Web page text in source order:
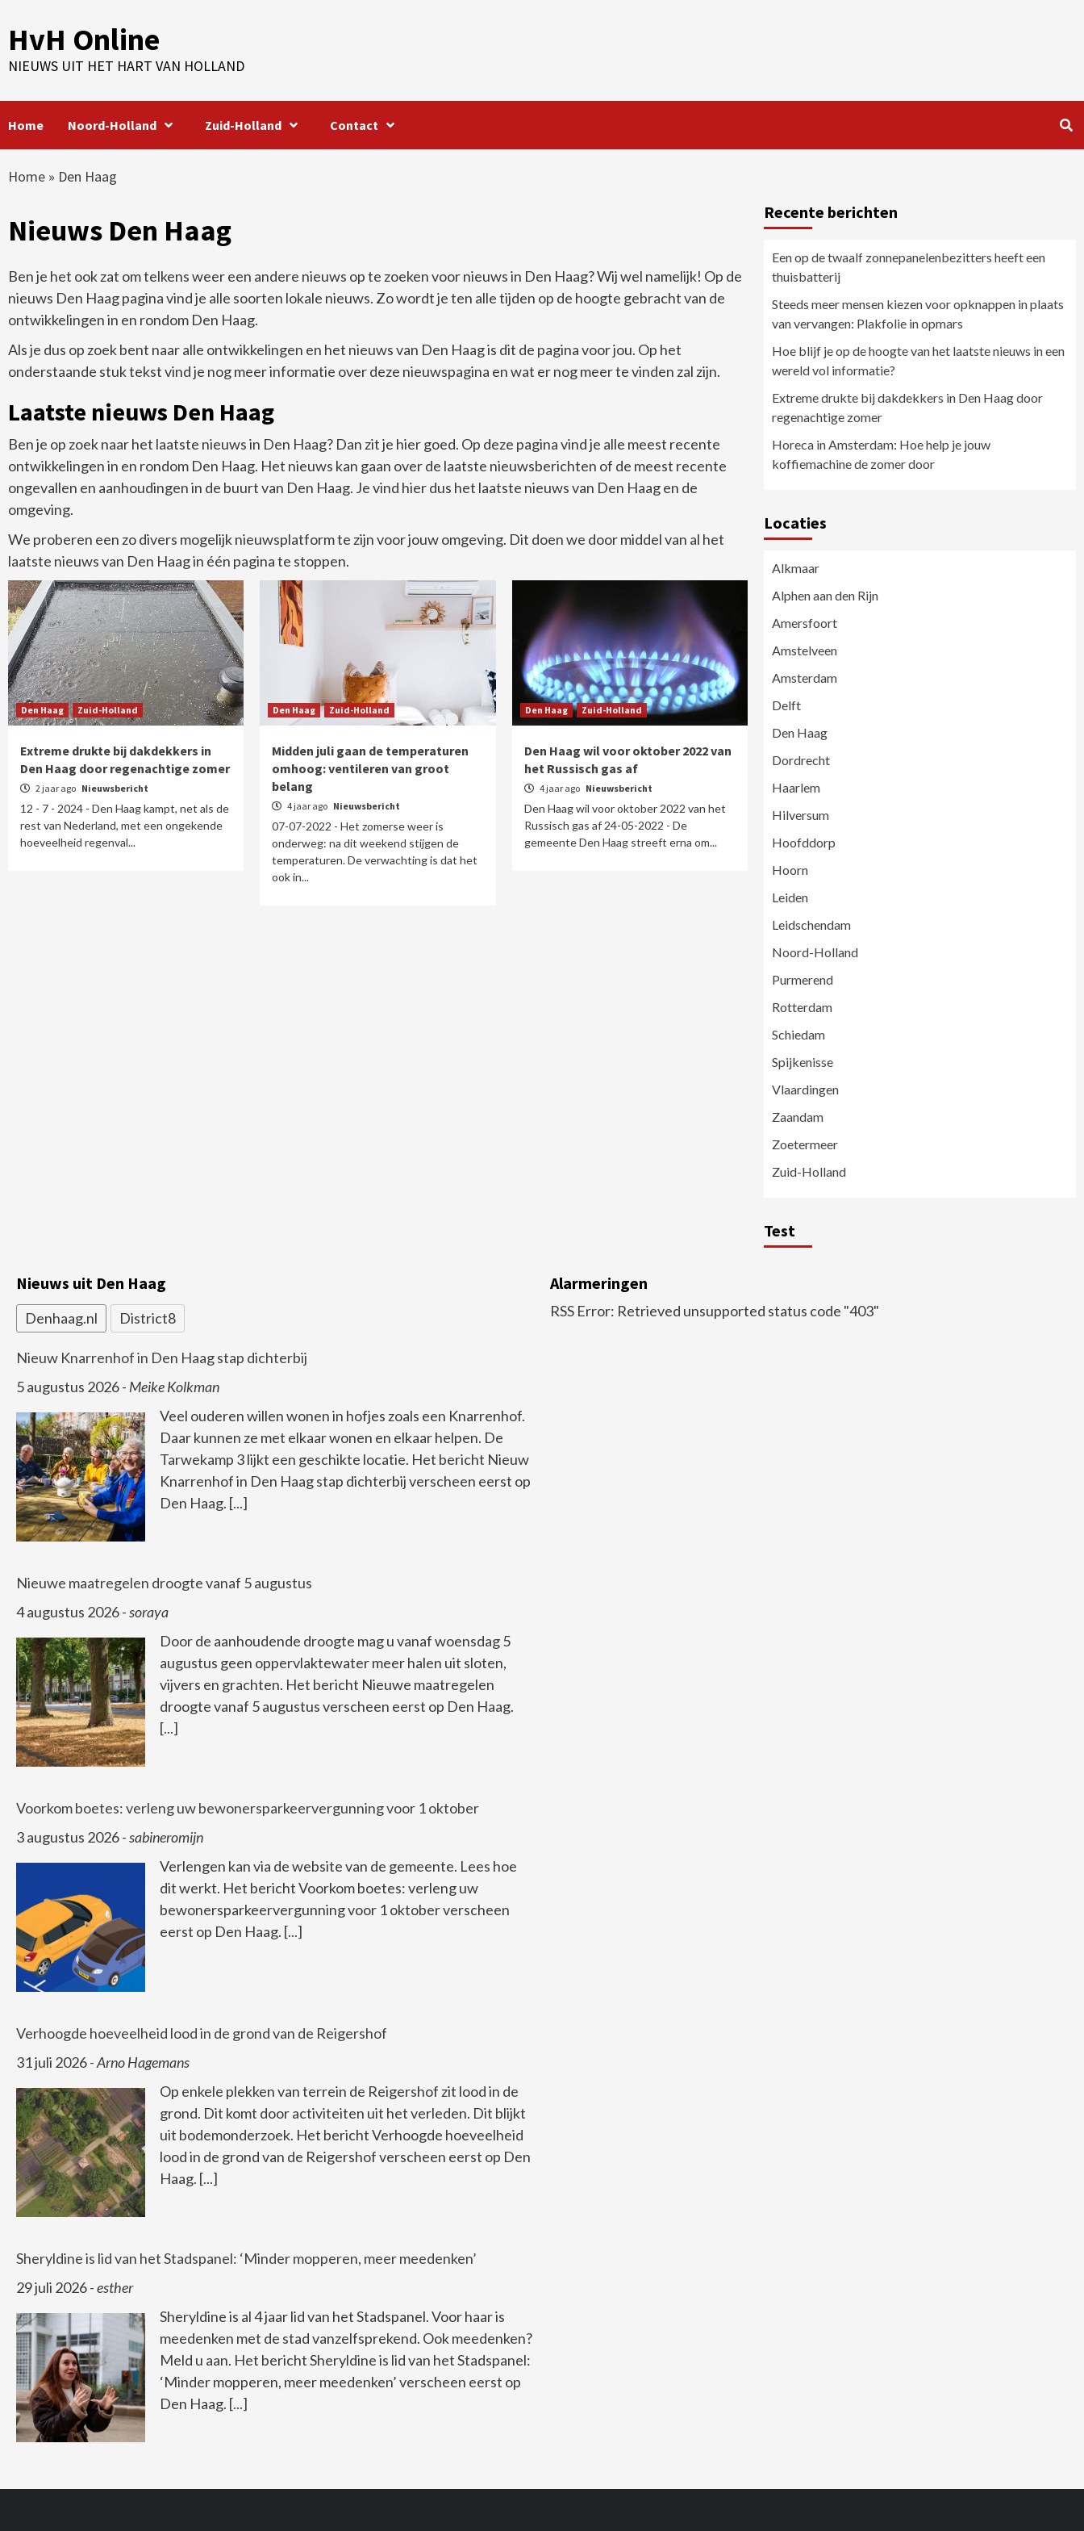
to
content
HvH Online
NIEUWS UIT HET HART VAN HOLLAND
Home Noord-Holland Zuid-Holland Contact
Home » Den Haag
Nieuws Den Haag
Ben je het ook zat om telkens weer een andere nieuws op te zoeken voor nieuws in Den Haag? Wij wel namelijk! Op de
nieuws Den Haag pagina vind je alle soorten lokale nieuws. Zo wordt je ten alle tijden op de hoogte gebracht van de
ontwikkelingen in en rondom Den Haag.
Als je dus op zoek bent naar alle ontwikkelingen en het nieuws van Den Haag is dit de pagina voor jou. Op het
onderstaande stuk tekst vind je nog meer informatie over deze nieuwspagina en wat er nog meer te vinden zal zijn.
Laatste nieuws Den Haag
Ben je op zoek naar het laatste nieuws in Den Haag? Dan zit je hier goed. Op deze pagina vind je alle meest recente
ontwikkelingen in en rondom Den Haag. Het nieuws kan gaan over de laatste nieuwsberichten of de meest recente
ongevallen en aanhoudingen in de buurt van Den Haag. Je vind hier dus het laatste nieuws van Den Haag en de
omgeving.
We proberen een zo divers mogelijk nieuwsplatform te zijn voor jouw omgeving. Dit doen we door middel van al het
laatste nieuws van Den Haag in één pagina te stoppen.
Den Haag Zuid-Holland
Extreme drukte bij dakdekkers in
Den Haag door regenachtige zomer
2 jaar ago Nieuwsbericht
12 - 7 - 2024 - Den Haag kampt, net als de
rest van Nederland, met een ongekende
hoeveelheid regenval...
Den Haag Zuid-Holland
Midden juli gaan de temperaturen
omhoog: ventileren van groot
belang
4 jaar ago Nieuwsbericht
07-07-2022 - Het zomerse weer is
onderweg: na dit weekend stijgen de
temperaturen. De verwachting is dat het
ook in...
Den Haag Zuid-Holland
Den Haag wil voor oktober 2022 van
het Russisch gas af
4 jaar ago Nieuwsbericht
Den Haag wil voor oktober 2022 van het
Russisch gas af 24-05-2022 - De
gemeente Den Haag streeft erna om...
Recente berichten
Een op de twaalf zonnepanelenbezitters heeft een
thuisbatterij
Steeds meer mensen kiezen voor opknappen in plaats
van vervangen: Plakfolie in opmars
Hoe blijf je op de hoogte van het laatste nieuws in een
wereld vol informatie?
Extreme drukte bij dakdekkers in Den Haag door
regenachtige zomer
Horeca in Amsterdam: Hoe help je jouw
koffiemachine de zomer door
Locaties
Alkmaar
Alphen aan den Rijn
Amersfoort
Amstelveen
Amsterdam
Delft
Den Haag
Dordrecht
Haarlem
Hilversum
Hoofddorp
Hoorn
Leiden
Leidschendam
Noord-Holland
Purmerend
Rotterdam
Schiedam
Spijkenisse
Vlaardingen
Zaandam
Zoetermeer
Zuid-Holland
Test
Nieuws uit Den Haag
Denhaag.nl District8
Nieuw Knarrenhof in Den Haag stap dichterbij
5 augustus 2026- Meike Kolkman
Veel ouderen willen wonen in hofjes zoals een Knarrenhof.
Daar kunnen ze met elkaar wonen en elkaar helpen. De
Tarwekamp 3 lijkt een geschikte locatie. Het bericht Nieuw
Knarrenhof in Den Haag stap dichterbij verscheen eerst op
Den Haag. [...]
Nieuwe maatregelen droogte vanaf 5 augustus
4 augustus 2026-soraya
Door de aanhoudende droogte mag u vanaf woensdag 5
augustus geen oppervlaktewater meer halen uit sloten,
vijvers en grachten. Het bericht Nieuwe maatregelen
droogte vanaf 5 augustus verscheen eerst op Den Haag.
[...]
Voorkom boetes: verleng uw bewonersparkeervergunning voor 1 oktober
3 augustus 2026-sabineromijn
Verlengen kan via de website van de gemeente. Lees hoe
dit werkt. Het bericht Voorkom boetes: verleng uw
bewonersparkeervergunning voor 1 oktober verscheen
eerst op Den Haag. [...]
Verhoogde hoeveelheid lood in de grond van de Reigershof
31 juli 2026-Arno Hagemans
Op enkele plekken van terrein de Reigershof zit lood in de
grond. Dit komt door activiteiten uit het verleden. Dit blijkt
uit bodemonderzoek. Het bericht Verhoogde hoeveelheid
lood in de grond van de Reigershof verscheen eerst op Den
Haag. [...]
Sheryldine is lid van het Stadspanel: ‘Minder mopperen, meer meedenken’
29 juli 2026-esther
Sheryldine is al 4 jaar lid van het Stadspanel. Voor haar is
meedenken met de stad vanzelfsprekend. Ook meedenken?
Meld u aan. Het bericht Sheryldine is lid van het Stadspanel:
‘Minder mopperen, meer meedenken’ verscheen eerst op
Den Haag. [...]
Alarmeringen
RSS Error: Retrieved unsupported status code "403"